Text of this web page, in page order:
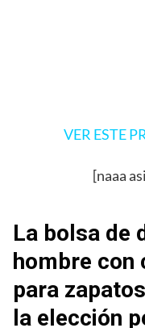
VER ESTE
[naaa
La bolsa de
hombre
para
la elección